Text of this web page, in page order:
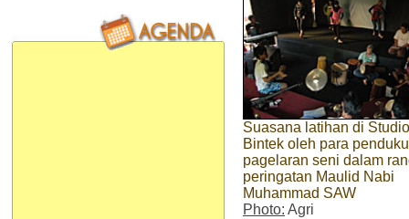
Suasana latihan di
Bintek oleh para
pagelaran seni dalam
peringatan Maulid Nabi
Muhammad SAW
Photo: Agri